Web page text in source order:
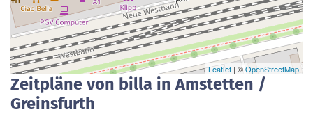
Leaflet | ©OpenStreetMap
Zeitpläne von billa in Amstetten /
Greinsfurth